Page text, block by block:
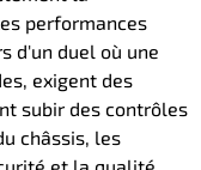
performances
d'un duel où une
exigent des
subir des contrôles
châssis, les